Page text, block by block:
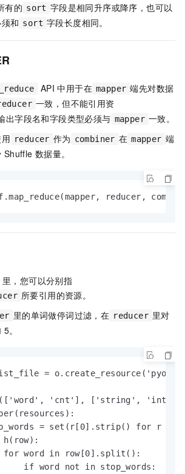
有的 sort 字段是相同升序或降序，也可以
和 sort 字段长度相同。
API 中用于在 mapper 端先对数据
一致，但不能引用资
出字段名和字段类型必须与 mapper 一致。
reducer 作为 combiner 在 mapper 端
Shuffle 数据量。
reducer,
里，您可以分别指
所要引用的资源。
里的单词做停词过滤，在 reducer 里对
5。
=
'cnt'], ['string', 'int'])
= set(r[0].strip() for r in
word in row[0].split():
if word not in stop_words: